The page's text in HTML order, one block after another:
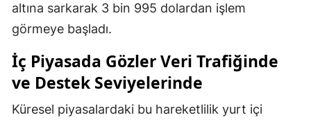
altına sarkarak 3 bin 995 dolardan işlem
görmeye başladı.
İç Piyasada Gözler Veri Trafiğinde
ve Destek Seviyelerinde
Küresel piyasalardaki bu hareketlilik yurt içi